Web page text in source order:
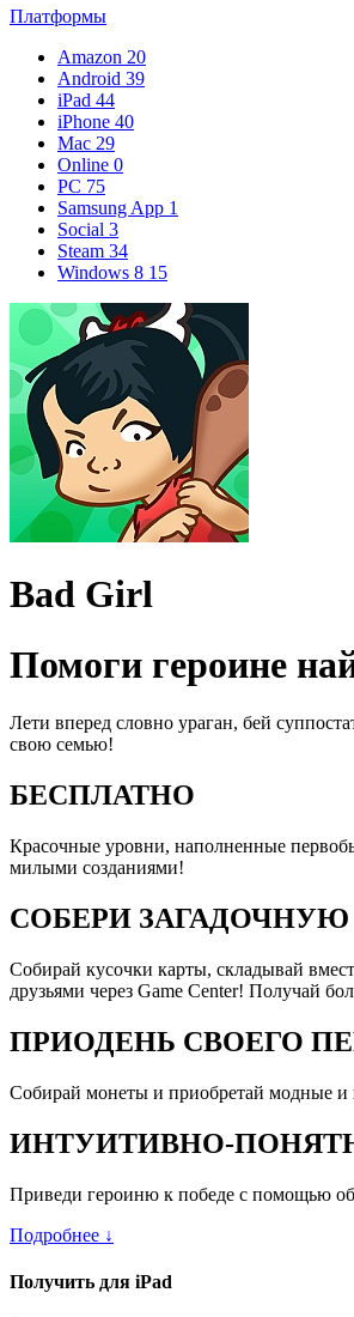
Платформы
Amazon 20
Android 39
iPad 44
iPhone 40
Mac 29
Online 0
PC 75
Samsung App 1
Social 3
Steam 34
Windows 8 15
Bad Girl
Помоги героине
Лети вперед словно ураган, бей
свою семью!
БЕСПЛАТНО
Красочные уровни, наполненные
милыми созданиями!
СОБЕРИ ЗАГАДОЧНУЮ
Собирай кусочки карты, складывай
друзьями через Game Center! Получай
ПРИОДЕНЬ СВОЕГО
Собирай монеты и приобретай модные и
ИНТУИТИВНО-
Приведи героиню к победе с помощью
Подробнее ↓
Получить для iPad